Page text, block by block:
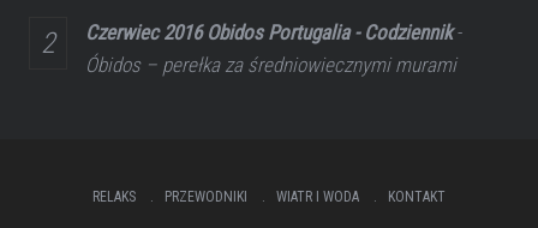
Czerwiec 2016 Obidos Portugalia - Codziennik-
Óbidos – perełka za średniowiecznymi murami
RELAKS PRZEWODNIKI WIATR I WODA KONTAKT